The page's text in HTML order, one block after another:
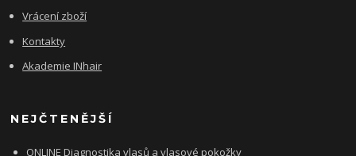
Vrácení zboží
Kontakty
Akademie INhair
NEJČTENĚJŠÍ
ONLINE Diagnostika vlasů a vlasové pokožky